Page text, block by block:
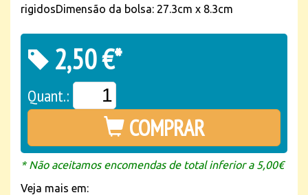
rigidosDimensão da bolsa: 27.3cm x 8.3cm
2,50 €*
Quant.:
COMPRAR
* Não aceitamos encomendas de total inferior a 5,00€
Veja mais em: